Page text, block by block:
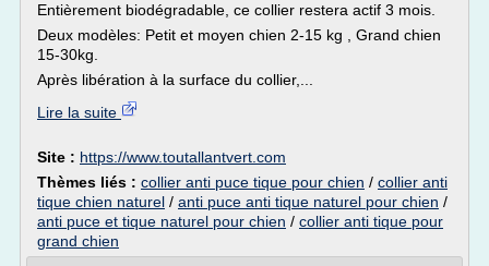
Entièrement biodégradable, ce collier restera actif 3 mois.
Deux modèles: Petit et moyen chien 2-15 kg , Grand chien
15-30kg.
Après libération à la surface du collier,...
Lire la suite
Site : https://www.toutallantvert.com
Thèmes liés : collier anti puce tique pour chien / collier anti
tique chien naturel / anti puce anti tique naturel pour chien /
anti puce et tique naturel pour chien / collier anti tique pour
grand chien